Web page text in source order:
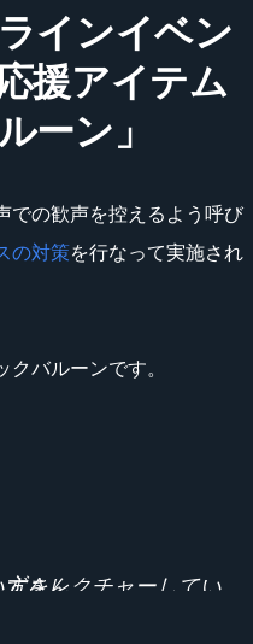
インイベン
援アイテム
ーン」
での歓声を控えるよう呼び
の対策を行なって実施され
バルーンです。
していた広岡あんずさん